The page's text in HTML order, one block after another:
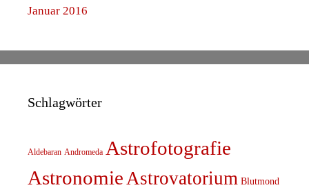
Januar 2016
Schlagwörter
Aldebaran Andromeda Astrofotografie
AstronomieAstrovatorium Blutmond